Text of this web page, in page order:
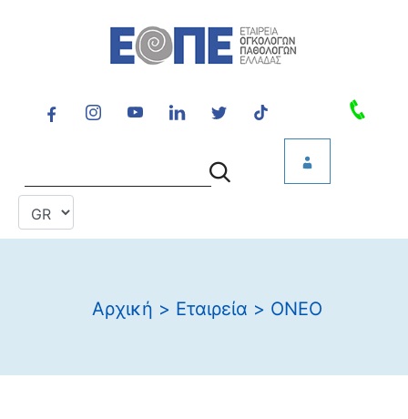
Αρχική > Εταιρεία > ONEO